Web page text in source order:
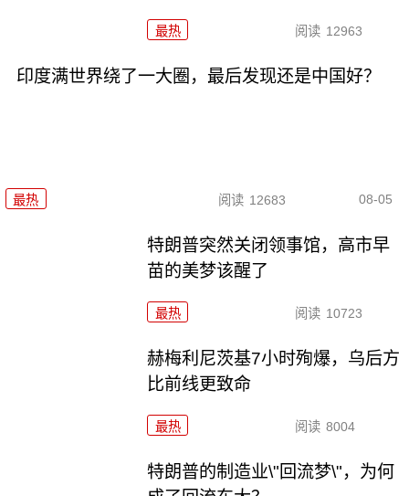
最热 阅读 12963
印度满世界绕了一大圈，最后发现还是中国好？
最热 阅读 12683 08-05
特朗普突然关闭领事馆，高市早
苗的美梦该醒了
最热 阅读 10723
赫梅利尼茨基7小时殉爆，乌后方
比前线更致命
最热 阅读 8004
特朗普的制造业\"回流梦\"，为何